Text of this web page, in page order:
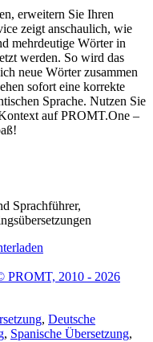
erweitern Sie Ihren
zeigt anschaulich, wie
mehrdeutige Wörter in
werden. So wird das
neue Wörter zusammen
sofort eine korrekte
Sprache. Nutzen Sie
auf PROMT.One –
Sprachführer,
PROMT, 2010 - 2026
, Deutsche
, Spanische Übersetzung,